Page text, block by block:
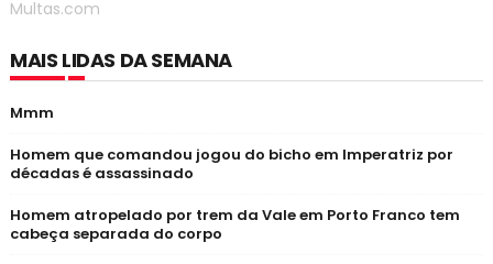
Multas.com
MAIS LIDAS DA SEMANA
Mmm
Homem que comandou jogou do bicho em Imperatriz por
décadas é assassinado
Homem atropelado por trem da Vale em Porto Franco tem
cabeça separada do corpo